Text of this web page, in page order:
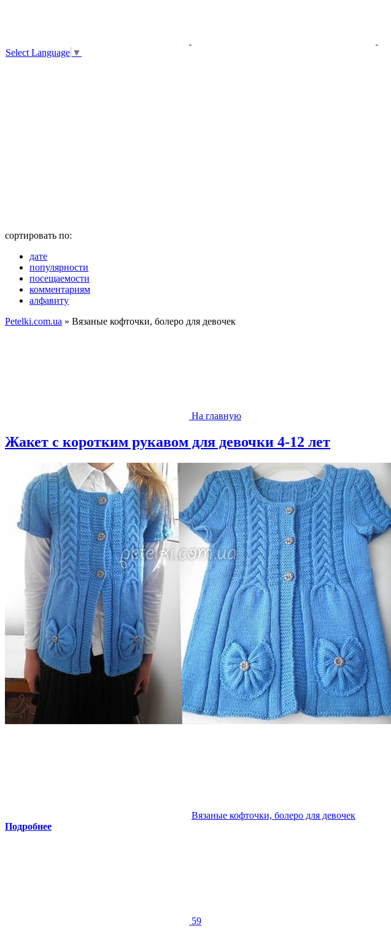
Select Language ▼
сортировать по:
дате
популярности
посещаемости
комментариям
алфавиту
Petelki.com.ua » Вязаные кофточки, болеро для девочек
На главную
Жакет с коротким рукавом для девочки 4-12 лет
Вязаные кофточки, болеро для девочек
Подробнее
59